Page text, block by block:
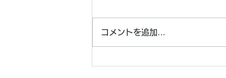
[ニュース] FITNIR
コメントを追加…